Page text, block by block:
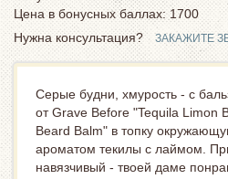
Цена в бонусных баллах: 1700
Нужна консультация?
ЗАКАЖИТЕ
Серые будни, хмурость - с
от Grave Before "Tequila Limon
Beard Balm" в топку
ароматом текилы с лаймом.
навязчивый - твоей даме